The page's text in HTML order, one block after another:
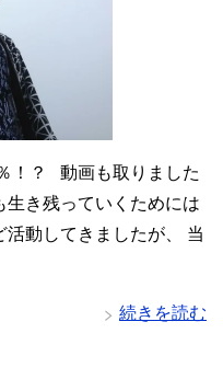
！？ 動画も取りました
き残っていくためには
動してきましたが、 当
続きを読む